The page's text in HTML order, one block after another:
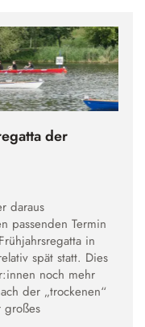
der
daraus
passenden Termin
in
spät statt. Dies
noch mehr
der „trockenen“
großes